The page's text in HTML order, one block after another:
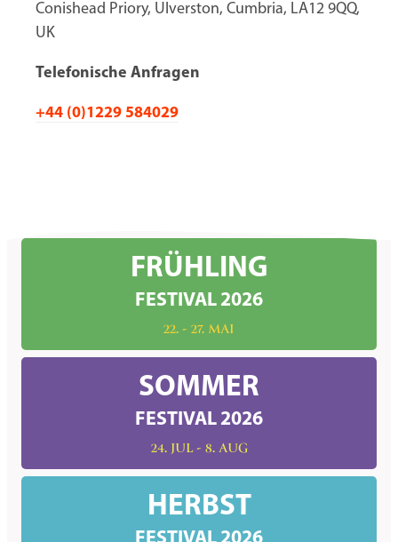
Conishead Priory, Ulverston, Cumbria, LA12 9QQ,
UK
Telefonische Anfragen
+44 (0)1229 584029
FRÜHLING
FESTIVAL 2026
22. - 27. MAI
SOMMER
FESTIVAL 2026
24. JUL - 8. AUG
HERBST